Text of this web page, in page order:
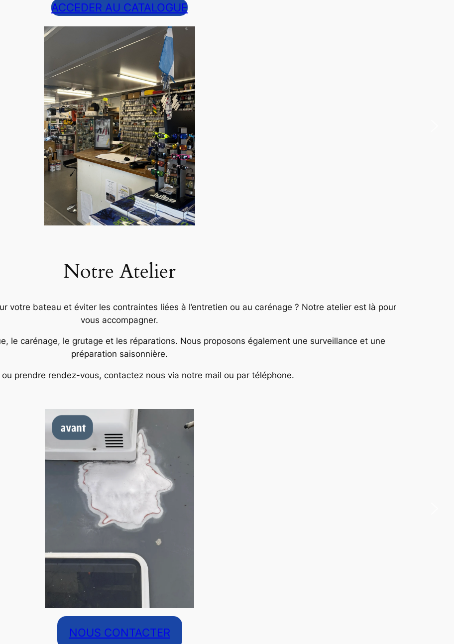
ACCEDER AU CATALOGUE
Notre Atelier
votre bateau et éviter les contraintes liées à l’entretien ou au carénage ? Notre atelier est là pour
vous accompagner.
le carénage, le grutage et les réparations. Nous proposons également une surveillance et une
préparation saisonnière.
ou prendre rendez-vous, contactez nous via notre mail ou par téléphone.
NOUS CONTACTER